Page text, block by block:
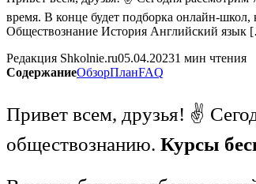
время. В конце будет подборка онлайн-
Обществознание История Английский язык
Редакция Shkolnie.ru05.04.20231 мин чтения
СодержаниеОбзорПланFAQ
Привет всем, друзья! ✌
обществознанию. Курсы